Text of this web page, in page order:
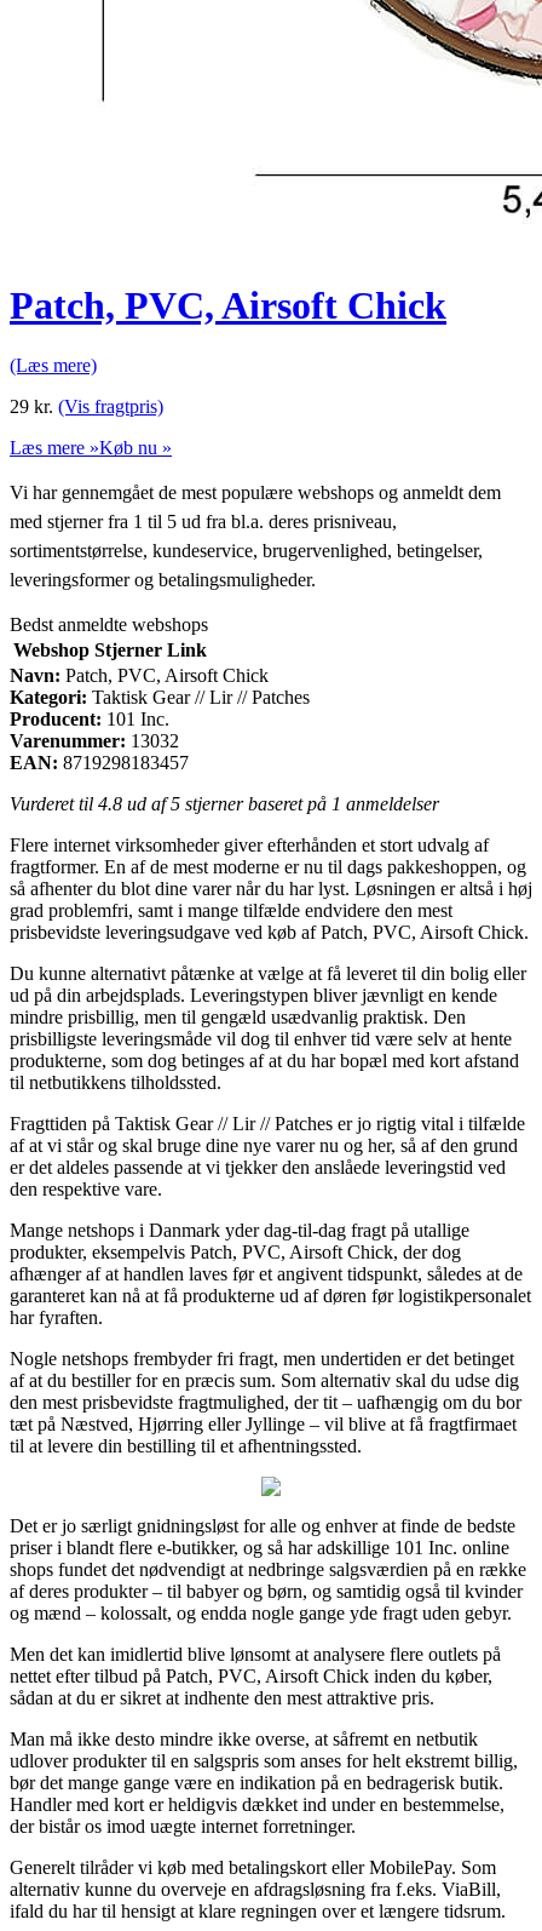
Patch, PVC, Airsoft Chick
(Læs mere)
29 kr. (Vis fragtpris)
Læs mere »Køb nu »
Vi har gennemgået de mest populære webshops og anmeldt dem
med stjerner fra 1 til 5 ud fra bl.a. deres prisniveau,
sortimentstørrelse, kundeservice, brugervenlighed, betingelser,
leveringsformer og betalingsmuligheder.
Bedst anmeldte webshops
Webshop Stjerner Link
Navn: Patch, PVC, Airsoft Chick
Kategori: Taktisk Gear // Lir // Patches
Producent: 101 Inc.
Varenummer: 13032
EAN: 8719298183457
Vurderet til 4.8 ud af 5 stjerner baseret på 1 anmeldelser
Flere internet virksomheder giver efterhånden et stort udvalg af
fragtformer. En af de mest moderne er nu til dags pakkeshoppen, og
så afhenter du blot dine varer når du har lyst. Løsningen er altså i høj
grad problemfri, samt i mange tilfælde endvidere den mest
prisbevidste leveringsudgave ved køb af Patch, PVC, Airsoft Chick.
Du kunne alternativt påtænke at vælge at få leveret til din bolig eller
ud på din arbejdsplads. Leveringstypen bliver jævnligt en kende
mindre prisbillig, men til gengæld usædvanlig praktisk. Den
prisbilligste leveringsmåde vil dog til enhver tid være selv at hente
produkterne, som dog betinges af at du har bopæl med kort afstand
til netbutikkens tilholdssted.
Fragttiden på Taktisk Gear // Lir // Patches er jo rigtig vital i tilfælde
af at vi står og skal bruge dine nye varer nu og her, så af den grund
er det aldeles passende at vi tjekker den anslåede leveringstid ved
den respektive vare.
Mange netshops i Danmark yder dag-til-dag fragt på utallige
produkter, eksempelvis Patch, PVC, Airsoft Chick, der dog
afhænger af at handlen laves før et angivent tidspunkt, således at de
garanteret kan nå at få produkterne ud af døren før logistikpersonalet
har fyraften.
Nogle netshops frembyder fri fragt, men undertiden er det betinget
af at du bestiller for en præcis sum. Som alternativ skal du udse dig
den mest prisbevidste fragtmulighed, der tit – uafhængig om du bor
tæt på Næstved, Hjørring eller Jyllinge – vil blive at få fragtfirmaet
til at levere din bestilling til et afhentningssted.
Det er jo særligt gnidningsløst for alle og enhver at finde de bedste
priser i blandt flere e-butikker, og så har adskillige 101 Inc. online
shops fundet det nødvendigt at nedbringe salgsværdien på en række
af deres produkter – til babyer og børn, og samtidig også til kvinder
og mænd – kolossalt, og endda nogle gange yde fragt uden gebyr.
Men det kan imidlertid blive lønsomt at analysere flere outlets på
nettet efter tilbud på Patch, PVC, Airsoft Chick inden du køber,
sådan at du er sikret at indhente den mest attraktive pris.
Man må ikke desto mindre ikke overse, at såfremt en netbutik
udlover produkter til en salgspris som anses for helt ekstremt billig,
bør det mange gange være en indikation på en bedragerisk butik.
Handler med kort er heldigvis dækket ind under en bestemmelse,
der bistår os imod uægte internet forretninger.
Generelt tilråder vi køb med betalingskort eller MobilePay. Som
alternativ kunne du overveje en afdragsløsning fra f.eks. ViaBill,
ifald du har til hensigt at klare regningen over et længere tidsrum.